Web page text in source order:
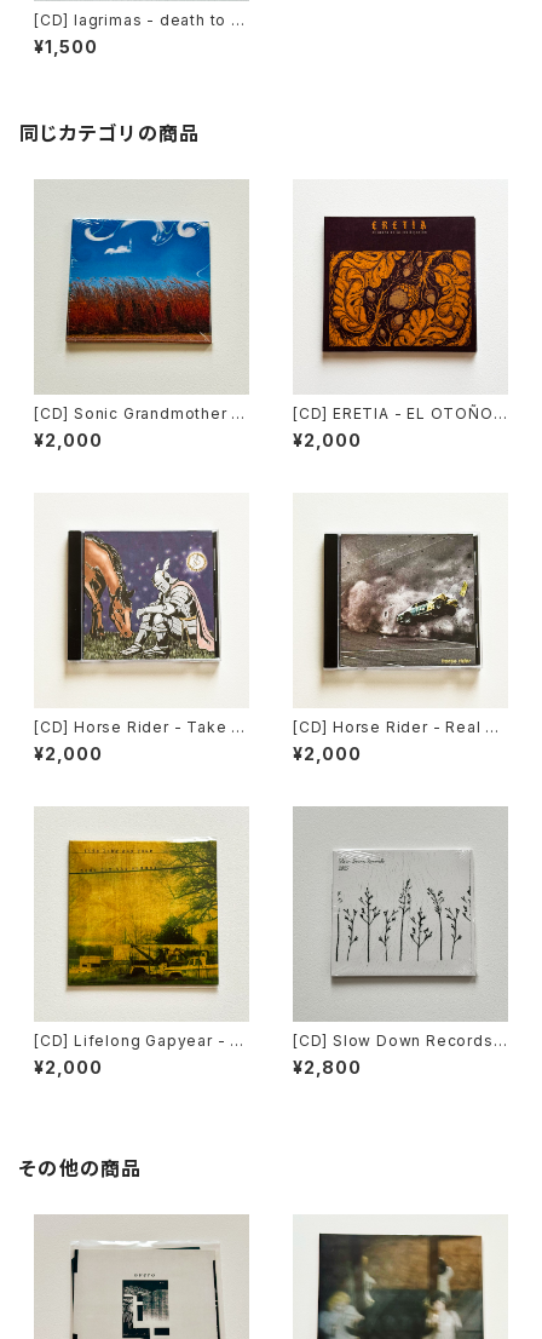
[CD] lagrimas - death to al
l oppressors / VXX DIY DIS
TRO
¥1,500
同じカテゴリの商品
[CD] Sonic Grandmother -
Kaityu Tunnel / Slow Down
Records DISTRO
¥2,000
[CD] ERETIA - EL OTOÑO
DE LA CIVILIZACIÓN / Slow
Down Records DISTRO
¥2,000
[CD] Horse Rider - Take M
e With You EP / Far From H
ome Records DISTRO
¥2,000
[CD] Horse Rider - Real M
elody / Far From Home Re
cords DISTRO
¥2,000
[CD] Lifelong Gapyear - h
ome for the summer / Far
From Home Records DIST
¥2,000
[CD] Slow Down Records -
2025 Compilation Album /
Slow Down Records DISTR
¥2,800
その他の商品